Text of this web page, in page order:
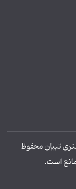
تبیان محفوظ
است.